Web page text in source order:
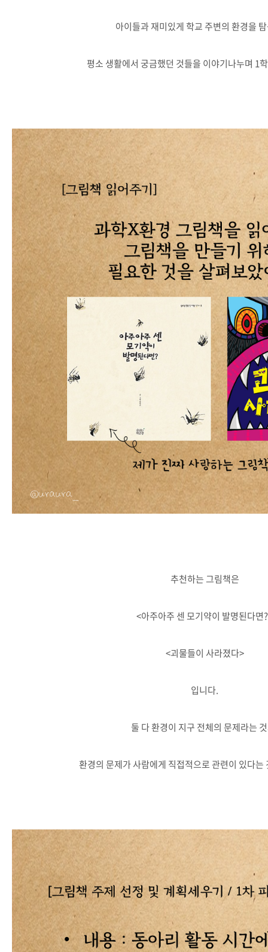
아이들과 재미있게 학교 주변의 환경을
평소 생활에서 궁금했던 것들을 이야기나누며 1
추천하는 그림책은
<아주아주 센 모기약이 발명된다면
<괴물들이 사라졌다>
입니다.
둘 다 환경이 지구 전체의 문제라는
환경의 문제가 사람에게 직접적으로 관련이 있다